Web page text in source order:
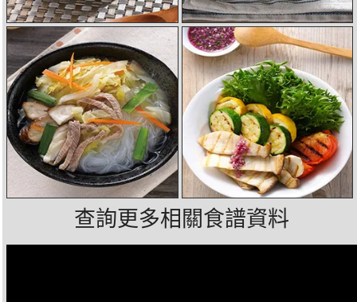
查詢更多相關食譜資料